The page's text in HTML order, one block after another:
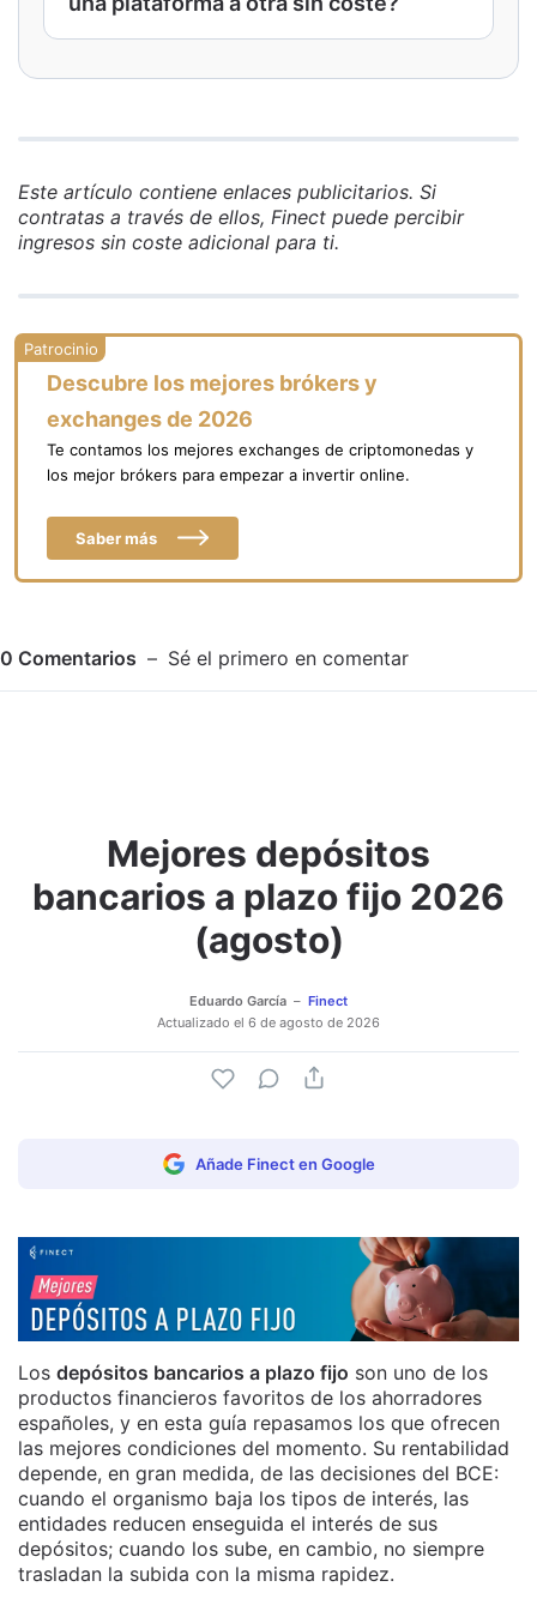
comisión de custodia la puede cobrar la
fondo por mantener y administrar tu
eliminado esta última.
inversión están exentos de tributación si se
de plataformas analizadas no cobran
cambiar de comercializador sin coste fiscal
ni operativo.
Este artículo contiene enlaces publicitarios. Si
contratas a través de ellos, Finect puede percibir
ingresos sin coste adicional para ti.
Descubre los mejores brókers y
exchanges de 2026
Te contamos los mejores exchanges de criptomonedas y
los mejor brókers para empezar a invertir online.
Saber más
0 Comentarios Sé el primero en comentar
Adjuntar imagen
Mejores depósitos
bancarios a plazo fijo 2026
(agosto)
Eduardo García
Finect
Actualizado el 6 de agosto de 2026
Añade Finect en Google
Los depósitos bancarios a plazo fijo son uno de los
productos financieros favoritos de los ahorradores
españoles, y en esta guía repasamos los que ofrecen
las mejores condiciones del momento. Su rentabilidad
depende, en gran medida, de las decisiones del BCE:
cuando el organismo baja los tipos de interés, las
entidades reducen enseguida el interés de sus
depósitos; cuando los sube, en cambio, no siempre
trasladan la subida con la misma rapidez.